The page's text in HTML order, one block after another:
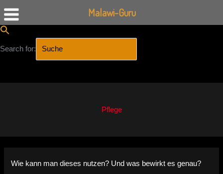
Search for:
Pflege
Wie kann man dieses nutzen? Und was bewirkt es genau?
Malawi-Guru